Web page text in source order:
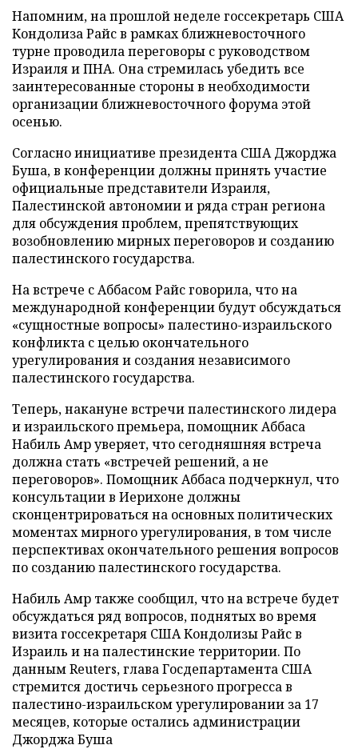
Напомним, на прошлой неделе госсекретарь США
Кондолиза Райс в рамках ближневосточного
турне проводила переговоры с руководством
Израиля и ПНА. Она стремилась убедить все
заинтересованные стороны в необходимости
организации ближневосточного форума этой
осенью.
Согласно инициативе президента США Джорджа
Буша, в конференции должны принять участие
официальные представители Израиля,
Палестинской автономии и ряда стран региона
для обсуждения проблем, препятствующих
возобновлению мирных переговоров и созданию
палестинского государства.
На встрече с Аббасом Райс говорила, что на
международной конференции будут обсуждаться
«сущностные вопросы» палестино-израильского
конфликта с целью окончательного
урегулирования и создания независимого
палестинского государства.
Теперь, накануне встречи палестинского лидера
и израильского премьера, помощник Аббаса
Набиль Амр уверяет, что сегодняшняя встреча
должна стать «встречей решений, а не
переговоров». Помощник Аббаса подчеркнул, что
консультации в Иерихоне должны
сконцентрироваться на основных политических
моментах мирного урегулирования, в том числе
перспективах окончательного решения вопросов
по созданию палестинского государства.
Набиль Амр также сообщил, что на встрече будет
обсуждаться ряд вопросов, поднятых во время
визита госсекретаря США Кондолизы Райс в
Израиль и на палестинские территории. По
данным Reuters, глава Госдепартамента США
стремится достичь серьезного прогресса в
палестино-израильском урегулировании за 17
месяцев, которые остались администрации
Джорджа Буша